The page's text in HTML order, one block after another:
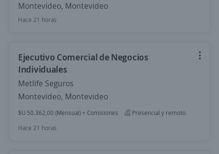
Montevideo, Montevideo
Hace 21 horas
Ejecutivo Comercial de Negocios
Individuales
Metlife Seguros
Montevideo, Montevideo
$U 50.362,00 (Mensual) + Comisiones
Presencial y remoto
Hace 21 horas